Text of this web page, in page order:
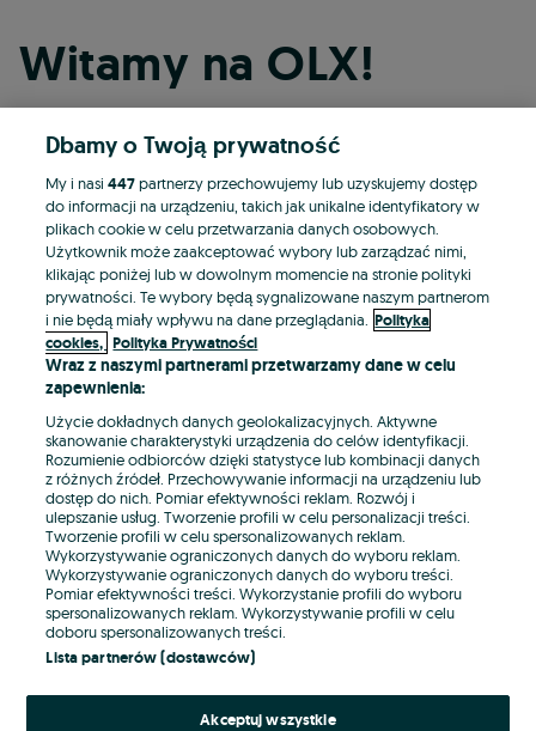
Witamy na OLX!
Kontynuuj przez Facebooka
Kontynuuj przez konto Apple
Kontynuuj przez konto Google
LUB
E-mail
Hasło
Nie pamiętasz hasła?
Dbamy o Twoją prywatność
My i nasi447partnerzy przechowujemy lub uzyskujemy dostęp
do informacji na urządzeniu, takich jak unikalne identyfikatory w
plikach cookie w celu przetwarzania danych osobowych.
Użytkownik może zaakceptować wybory lub zarządzać nimi,
klikając poniżej lub w dowolnym momencie na stronie polityki
prywatności. Te wybory będą sygnalizowane naszym partnerom
i nie będą miały wpływu na dane przeglądania. Polityka
cookies, Polityka Prywatności
Wraz z naszymi partnerami przetwarzamy dane w celu
zapewnienia:
Użycie dokładnych danych geolokalizacyjnych. Aktywne
skanowanie charakterystyki urządzenia do celów identyfikacji.
Rozumienie odbiorców dzięki statystyce lub kombinacji danych
z różnych źródeł. Przechowywanie informacji na urządzeniu lub
dostęp do nich. Pomiar efektywności reklam. Rozwój i
ulepszanie usług. Tworzenie profili w celu personalizacji treści.
Tworzenie profili w celu spersonalizowanych reklam.
Wykorzystywanie ograniczonych danych do wyboru reklam.
Wykorzystywanie ograniczonych danych do wyboru treści.
Pomiar efektywności treści. Wykorzystanie profili do wyboru
spersonalizowanych reklam. Wykorzystywanie profili w celu
doboru spersonalizowanych treści.
Lista partnerów (dostawców)
Akceptuj wszystkie